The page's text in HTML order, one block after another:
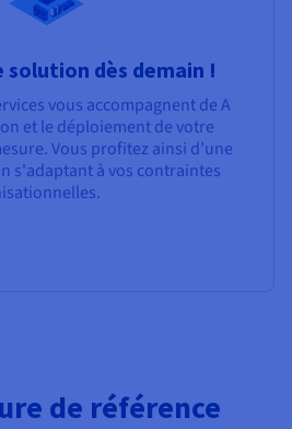
solution dès demain !
vous accompagnent de A
et le déploiement de votre
Vous profitez ainsi d’une
s'adaptant à vos contraintes
de référence